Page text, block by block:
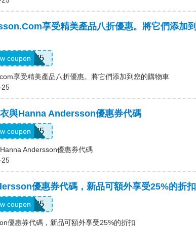
享受精美產品八折優惠。將它們添加到
New25
coupon
享受精美產品八折優惠。將它們添加到您的購物車
25
與Hanna Andersson優惠券代碼
NEW25
coupon
Andersson優惠券代碼
25
優惠券代碼，新品可額外享受25%的折扣
NEW25
coupon
優惠券代碼，新品可額外享受25%的折扣